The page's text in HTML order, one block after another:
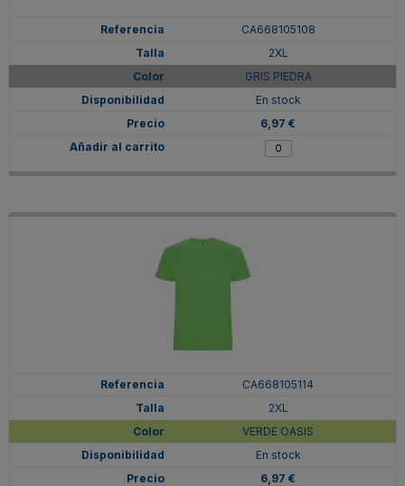
CA668105108
2XL
GRIS PIEDRA
En stock
6,97 €
CA668105114
2XL
VERDE OASIS
En stock
6,97 €